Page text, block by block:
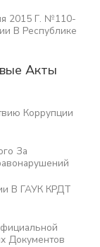
2015 Г. №110-
В Республике
Акты
Коррупции
За
В ГАУК КРДТ
Документов